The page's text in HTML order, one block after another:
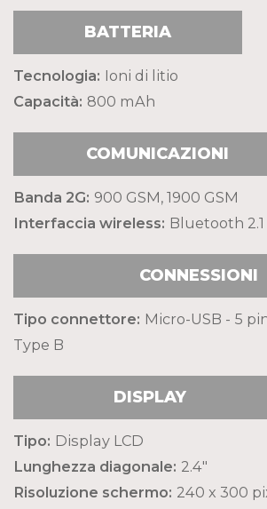
BATTERIA
Tecnologia: Ioni di litio
Capacità: 800 mAh
COMUNICAZIONI
Banda 2G: 900 GSM, 1900 GSM
Interfaccia wireless: Bluetooth 2.1
CONNESSIONI
Tipo connettore: Micro-USB - 5
Type B
DISPLAY
Tipo: Display LCD
Lunghezza diagonale: 2.4"
Risoluzione schermo: 240 x 300